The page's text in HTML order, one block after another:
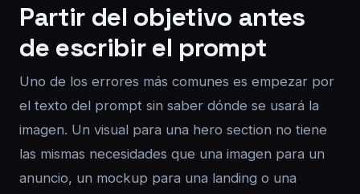
Partir del objetivo antes
de escribir el prompt
Uno de los errores más comunes es empezar por
el texto del prompt sin saber dónde se usará la
imagen. Un visual para una hero section no tiene
las mismas necesidades que una imagen para un
anuncio, un mockup para una landing o una